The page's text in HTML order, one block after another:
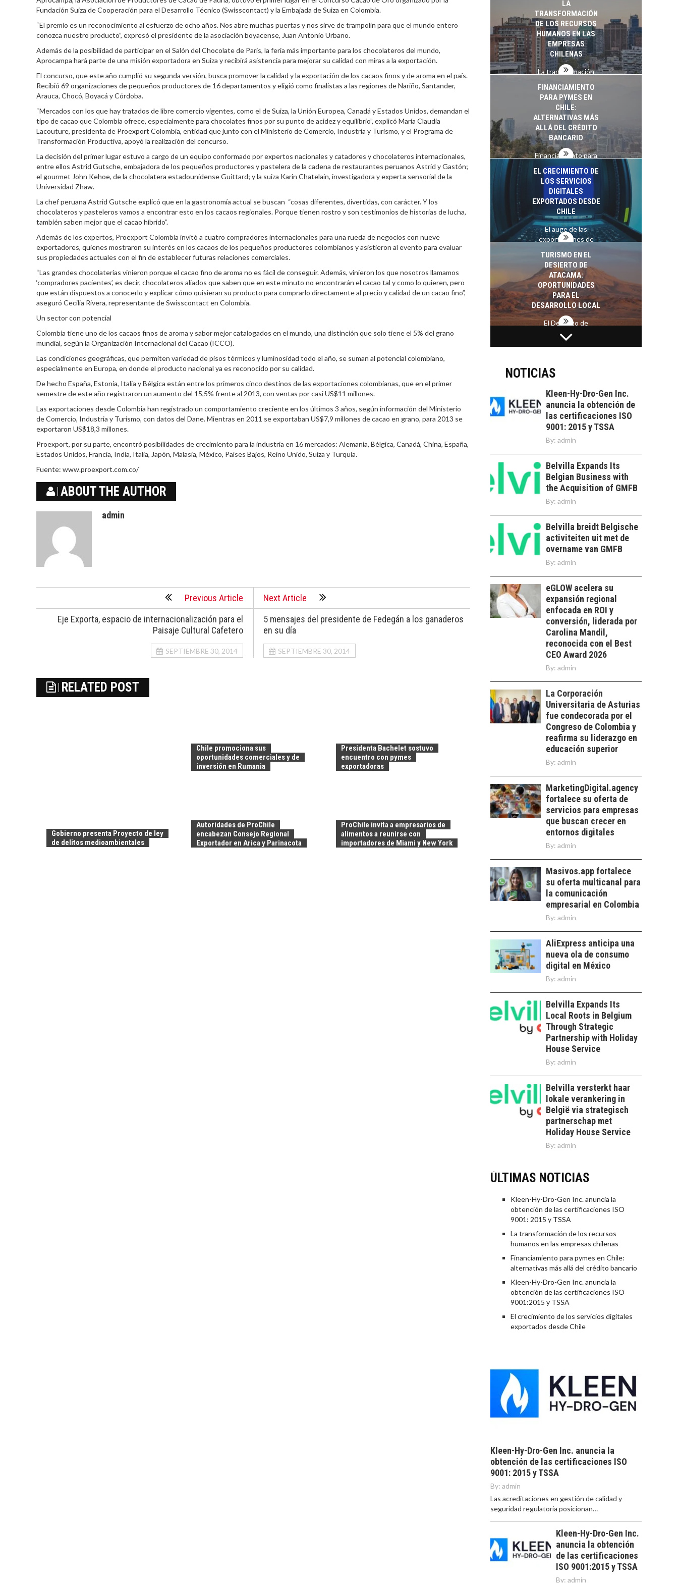
Fundación Suiza de Cooperación para el Desarrollo Técnico (Swisscontact) y la Embajada de Suiza en Colombia.
“El premio es un reconocimiento al esfuerzo de ocho años. Nos abre muchas puertas y nos sirve de trampolín para que el mundo entero
conozca nuestro producto”, expresó el presidente de la asociación boyacense, Juan Antonio Urbano.
Además de la posibilidad de participar en el Salón del Chocolate de París, la feria más importante para los chocolateros del mundo,
Aprocampa hará parte de una misión exportadora en Suiza y recibirá asistencia para mejorar su calidad con miras a la exportación.
El concurso, que este año cumplió su segunda versión, busca promover la calidad y la exportación de los cacaos finos y de aroma en el país.
Recibió 69 organizaciones de pequeños productores de 16 departamentos y eligió como finalistas a las regiones de Nariño, Santander,
Arauca, Chocó, Boyacá y Córdoba.
“Mercados con los que hay tratados de libre comercio vigentes, como el de Suiza, la Unión Europea, Canadá y Estados Unidos, demandan el
tipo de cacao que Colombia ofrece, especialmente para chocolates finos por su punto de acidez y equilibrio”, explicó María Claudia
Lacouture, presidenta de Proexport Colombia, entidad que junto con el Ministerio de Comercio, Industria y Turismo, y el Programa de
Transformación Productiva, apoyó la realización del concurso.
La decisión del primer lugar estuvo a cargo de un equipo conformado por expertos nacionales y catadores y chocolateros internacionales,
entre ellos Astrid Gutsche, embajadora de los pequeños productores y pastelera de la cadena de restaurantes peruanos Astrid y Gastón;
el gourmet John Kehoe, de la chocolatera estadounidense Guittard; y la suiza Karin Chatelain, investigadora y experta sensorial de la
Universidad Zhaw.
La chef peruana Astrid Gutsche explicó que en la gastronomía actual se buscan “cosas diferentes, divertidas, con carácter. Y los
chocolateros y pasteleros vamos a encontrar esto en los cacaos regionales. Porque tienen rostro y son testimonios de historias de lucha,
también saben mejor que el cacao híbrido”.
Además de los expertos, Proexport Colombia invitó a cuatro compradores internacionales para una rueda de negocios con nueve
exportadores, quienes mostraron su interés en los cacaos de los pequeños productores colombianos y asistieron al evento para evaluar
sus propiedades actuales con el fin de establecer futuras relaciones comerciales.
“Las grandes chocolaterías vinieron porque el cacao fino de aroma no es fácil de conseguir. Además, vinieron los que nosotros llamamos
‘compradores pacientes’, es decir, chocolateros aliados que saben que en este minuto no encontrarán el cacao tal y como lo quieren, pero
que están dispuestos a conocerlo y explicar cómo quisieran su producto para comprarlo directamente al precio y calidad de un cacao fino”,
aseguró Cecilia Rivera, representante de Swisscontact en Colombia.
Un sector con potencial
Colombia tiene uno de los cacaos finos de aroma y sabor mejor catalogados en el mundo, una distinción que solo tiene el 5% del grano
mundial, según la Organización Internacional del Cacao (ICCO).
Las condiciones geográficas, que permiten variedad de pisos térmicos y luminosidad todo el año, se suman al potencial colombiano,
especialmente en Europa, en donde el producto nacional ya es reconocido por su calidad.
De hecho España, Estonia, Italia y Bélgica están entre los primeros cinco destinos de las exportaciones colombianas, que en el primer
semestre de este año registraron un aumento del 15,5% frente al 2013, con ventas por casi US$11 millones.
Las exportaciones desde Colombia han registrado un comportamiento creciente en los últimos 3 años, según información del Ministerio
de Comercio, Industria y Turismo, con datos del Dane. Mientras en 2011 se exportaban US$7,9 millones de cacao en grano, para 2013 se
exportaron US$18,3 millones.
Proexport, por su parte, encontró posibilidades de crecimiento para la industria en 16 mercados: Alemania, Bélgica, Canadá, China, España,
Estados Unidos, Francia, India, Italia, Japón, Malasia, México, Países Bajos, Reino Unido, Suiza y Turquía.
Fuente: www.proexport.com.co/
ABOUT THE AUTHOR
admin
Previous Article
Eje Exporta, espacio de internacionalización para el
Paisaje Cultural Cafetero
SEPTIEMBRE 30, 2014
Next Article
5 mensajes del presidente de Fedegán a los ganaderos
en su día
SEPTIEMBRE 30, 2014
RELATED POST
Gobierno presenta Proyecto de ley
de delitos medioambientales
Chile promociona sus
oportunidades comerciales y de
inversión en Rumania
Presidenta Bachelet sostuvo
encuentro con pymes
exportadoras
Autoridades de ProChile
encabezan Consejo Regional
Exportador en Arica y Parinacota
ProChile invita a empresarios de
alimentos a reunirse con
importadores de Miami y New York
startups…
LA
TRANSFORMACIÓN
DE LOS RECURSOS
HUMANOS EN LAS
EMPRESAS
CHILENAS
La transformación
recursos humanos en
las empresas…
FINANCIAMIENTO
PARA PYMES EN
CHILE:
ALTERNATIVAS MÁS
ALLÁ DEL CRÉDITO
BANCARIO
Financiamiento para
pymes en Chile:
alternativas que
trascienden el
crédito…
EL CRECIMIENTO DE
LOS SERVICIOS
DIGITALES
EXPORTADOS DESDE
CHILE
El auge de las
exportaciones de
Chile:…
TURISMO EN EL
DESIERTO DE
ATACAMA:
OPORTUNIDADES
PARA EL
DESARROLLO LOCAL
El Desierto de
Atacama: Motor
Estratégico para el
LA INDUSTRIA
MINERA CHILENA
SOSTENIBILIDAD
Minería chilena: un
pilar estratégico ante
el reto ineludible de…
CAPITAL DE RIESGO
EN CHILE:
OPORTUNIDADES
PARA STARTUPS Y
NUEVOS NEGOCIOS
Capital de riesgo en
Chile: motor de
innovación para
LA
TRANSFORMACIÓN
DE LOS RECURSOS
HUMANOS EN LAS
EMPRESAS
La transformación
estratégica de los
recursos humanos en
las empresas…
FINANCIAMIENTO
PARA PYMES EN
CHILE:
ALTERNATIVAS MÁS
ALLÁ DEL CRÉDITO
BANCARIO
Financiamiento para
pymes en Chile:
trascienden el
crédito…
EL CRECIMIENTO DE
LOS SERVICIOS
DIGITALES
EXPORTADOS DESDE
CHILE
El auge de las
exportaciones de
servicios digitales en
Chile:…
TURISMO EN EL
DESIERTO DE
ATACAMA:
OPORTUNIDADES
PARA EL
DESARROLLO LOCAL
El Desierto de
Atacama: Motor
Estratégico para el
NOTICIAS
Kleen-Hy-Dro-Gen Inc.
anuncia la obtención de
las certificaciones ISO
9001: 2015 y TSSA
By: admin
Belvilla Expands Its
Belgian Business with
the Acquisition of GMFB
By: admin
Belvilla breidt Belgische
activiteiten uit met de
overname van GMFB
By: admin
eGLOW acelera su
expansión regional
enfocada en ROI y
conversión, liderada por
Carolina Mandil,
reconocida con el Best
CEO Award 2026
By: admin
La Corporación
Universitaria de Asturias
fue condecorada por el
Congreso de Colombia y
reafirma su liderazgo en
educación superior
By: admin
MarketingDigital.agency
fortalece su oferta de
servicios para empresas
que buscan crecer en
entornos digitales
By: admin
Masivos.app fortalece
su oferta multicanal para
la comunicación
empresarial en Colombia
By: admin
AliExpress anticipa una
nueva ola de consumo
digital en México
By: admin
Belvilla Expands Its
Local Roots in Belgium
Through Strategic
Partnership with Holiday
House Service
By: admin
Belvilla versterkt haar
lokale verankering in
België via strategisch
partnerschap met
Holiday House Service
By: admin
ÚLTIMAS NOTICIAS
Kleen-Hy-Dro-Gen Inc. anuncia la
obtención de las certificaciones ISO
9001: 2015 y TSSA
La transformación de los recursos
humanos en las empresas chilenas
Financiamiento para pymes en Chile:
alternativas más allá del crédito bancario
Kleen-Hy-Dro-Gen Inc. anuncia la
obtención de las certificaciones ISO
9001:2015 y TSSA
El crecimiento de los servicios digitales
exportados desde Chile
Kleen-Hy-Dro-Gen Inc. anuncia la
obtención de las certificaciones ISO
9001: 2015 y TSSA
By: admin
Las acreditaciones en gestión de calidad y
seguridad regulatoria posicionan…
Kleen-Hy-Dro-Gen Inc.
anuncia la obtención
de las certificaciones
ISO 9001:2015 y TSSA
By: admin